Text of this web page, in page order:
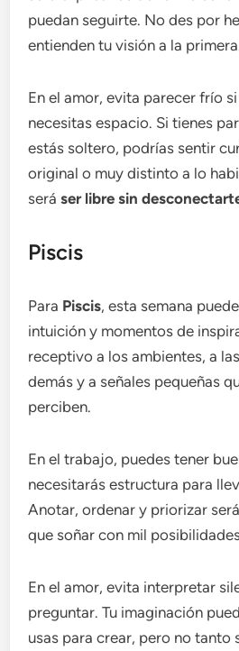
puedan seguirte. No des por
entienden tu visión a la
En el amor, evita parecer frío
necesitas espacio. Si tienes
estás soltero, podrías sentir
original o muy distinto a lo
seráser libre sin
Piscis
Para Piscis, esta semana
intuición y momentos de
receptivo a los ambientes, a
demás y a señales pequeñas
perciben.
En el trabajo, puedes tener
necesitarás estructura para
Anotar, ordenar y priorizar
que soñar con mil
En el amor, evita interpretar
preguntar. Tu imaginación
usas para crear, pero no tanto